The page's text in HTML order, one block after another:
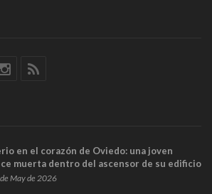
en el corazón de Oviedo: una joven
muerta dentro del ascensor de su edificio
captan sus últimos minutos
May de 2026